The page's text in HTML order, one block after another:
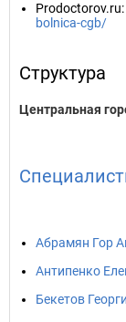
Prodoctorov.ru:
bolnica-cgb/
Структура
Центральная
Абрамян Гор
Антипенко
Бекетов